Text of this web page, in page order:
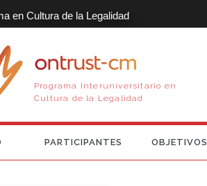
en Cultura de la Legalidad
ontrust-cm
Programa Interuniversitario en
Cultura de la Legalidad
PARTICIPANTES OBJETIVOS